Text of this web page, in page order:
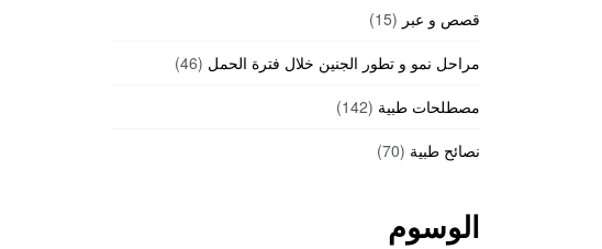
قصص و عبر (15)
مراحل نمو و تطور الجنين خلال فترة الحمل (46)
مصطلحات طبية (142)
نصائح طبية (70)
الوسوم